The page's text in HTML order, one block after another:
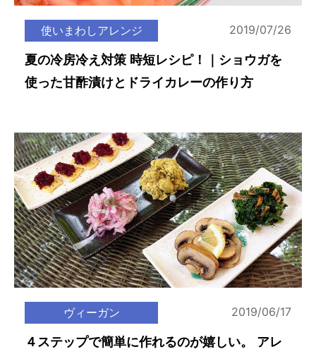
使いまわしアレンジ 2019/07/26
夏の冷房冷え対策 時短レシピ！｜ショウガを
使った甘酢漬けとドライカレーの作り方
ヴィーガン 2019/06/17
４ステップで簡単に作れるのが嬉しい。 アレ